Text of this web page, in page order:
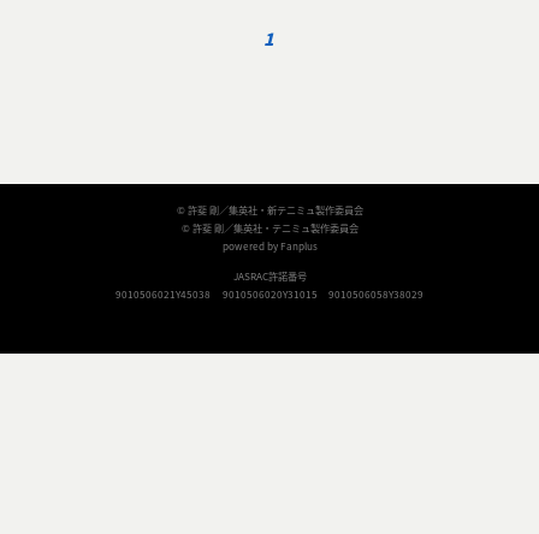
1
© 許斐 剛／集英社・新テニミュ製作委員会
© 許斐 剛／集英社・テニミュ製作委員会
powered by Fanplus
JASRAC許諾番号
9010506021Y45038
9010506020Y31015 9010506058Y38029